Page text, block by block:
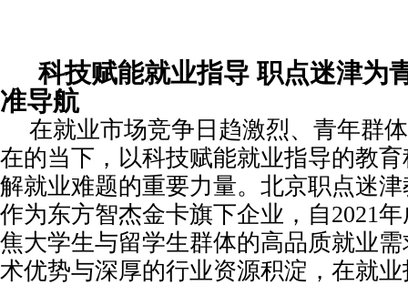
科技赋能就业指导 职点迷津为
准导航
在就业市场竞争日趋激烈、青年群
在的当下，以科技赋能就业指导的教
解就业难题的重要力量。北京职点迷
作为东方智杰金卡旗下企业，自2021
焦大学生与留学生群体的高品质就业
术优势与深厚的行业资源积淀，在就